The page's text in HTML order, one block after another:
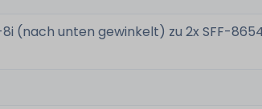
(nach unten gewinkelt) zu 2x SFF-